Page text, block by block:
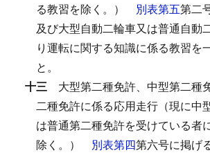
る教習を除く。）
別表第五第二
及び大型自動二輪車又は普通自動
り運転に関する知識に係る教習を
と。
十三 大型第二種免許、中型第二種
二種免許に係る応用走行（現に中
は普通第二種免許を受けている者
除く。）
別表第四第六号に掲げ